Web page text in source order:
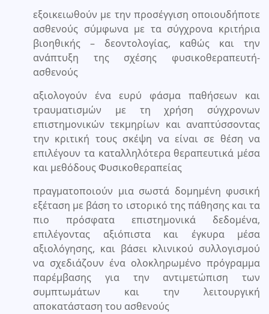
εξοικειωθούν με την προσέγγιση οποιουδήποτε
ασθενούς σύμφωνα με τα σύγχρονα κριτήρια
βιοηθικής – δεοντολογίας, καθώς και την
ανάπτυξη της σχέσης φυσικοθεραπευτή-
ασθενούς
αξιολογούν ένα ευρύ φάσμα παθήσεων και
τραυματισμών με τη χρήση σύγχρονων
επιστημονικών τεκμηρίων και αναπτύσσοντας
την κριτική τους σκέψη να είναι σε θέση να
επιλέγουν τα καταλληλότερα θεραπευτικά μέσα
και μεθόδους Φυσικοθεραπείας
πραγματοποιούν μια σωστά δομημένη φυσική
εξέταση με βάση το ιστορικό της πάθησης και τα
πιο πρόσφατα επιστημονικά δεδομένα,
επιλέγοντας αξιόπιστα και έγκυρα μέσα
αξιολόγησης, και βάσει κλινικού συλλογισμού
να σχεδιάζουν ένα ολοκληρωμένο πρόγραμμα
παρέμβασης για την αντιμετώπιση των
συμπτωμάτων και την λειτουργική
αποκατάσταση του ασθενούς